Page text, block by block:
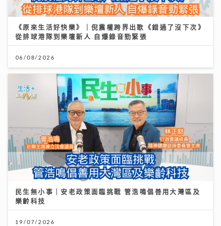
《原來生活好快樂》｜倪震權跨界出歌《錯過了沒下次》
從排球港隊到樂壇新人 自爆錄音勁緊張
06/08/2026
民生無小事｜安老政策面臨挑戰 管浩鳴倡善用大灣區及
樂齡科技
19/07/2026